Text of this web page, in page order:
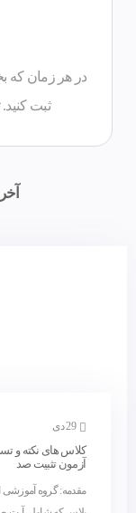
در هر زمان که
ثبت
در هر زمان که
ثبت
29 دی
کلاس های نکته و
آزمون تثبیت صد
مقدمه: گروه آموزشی